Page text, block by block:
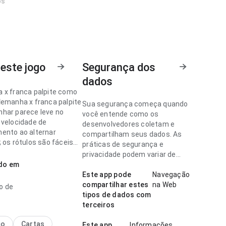
jogo
x franca palpite como
x franca palpite
parece leve no
de
ao alternar
os rótulos são fáceis
limpa e segura.
x franca palpite como
madura no ponto
de acompanhar. Esse
em
de
Cartas
Segurança dos
dados
Sua segurança começa quando
você entende como os
desenvolvedores coletam e
compartilham seus dados. As
práticas de segurança e
privacidade podem variar de
idade.
Este app pode
compartilhar estes
tipos de dados com
terceiros
Navegação
na Web